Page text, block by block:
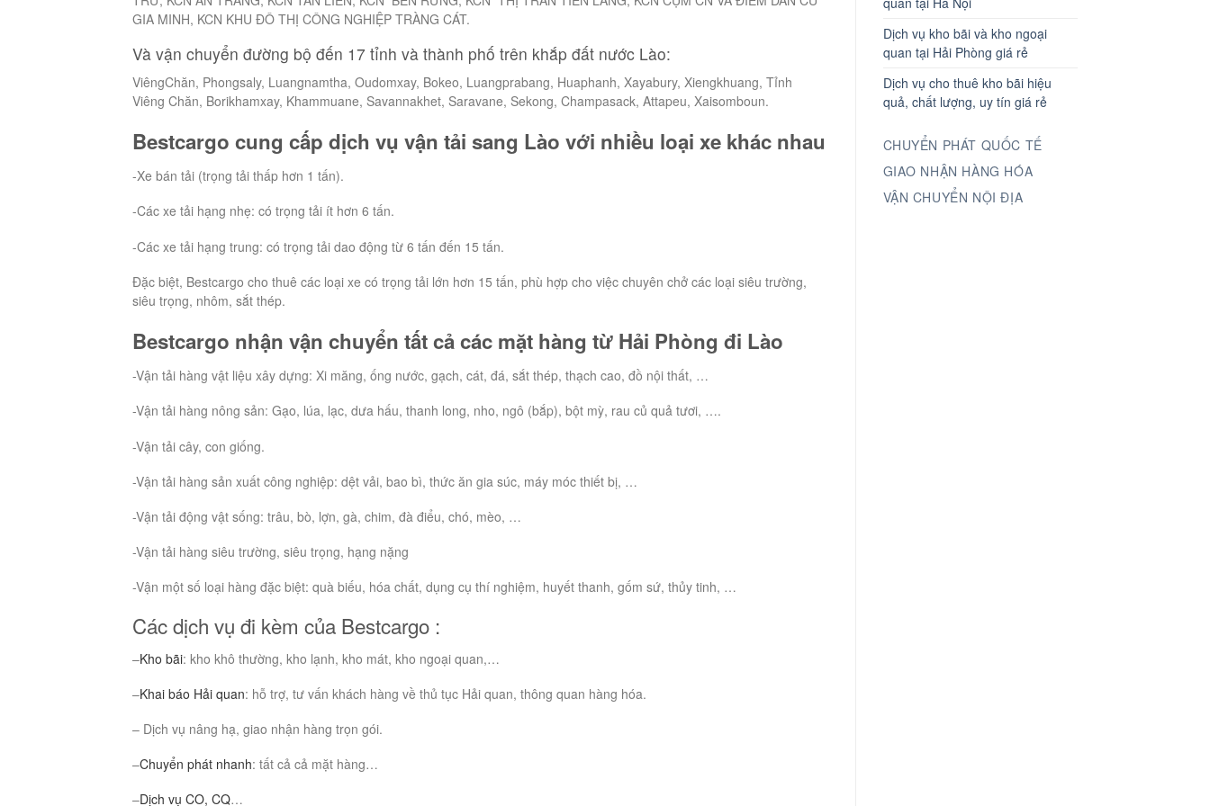
GIA MINH, KCN KHU ĐÔ THỊ CÔNG NGHIỆP TRÀNG CÁT.
Và vận chuyển đường bộ đến 17 tỉnh và thành phố trên khắp đất nước Lào:
ViêngChăn, Phongsaly, Luangnamtha, Oudomxay, Bokeo, Luangprabang, Huaphanh, Xayabury, Xiengkhuang, Tỉnh
Viêng Chăn, Borikhamxay, Khammuane, Savannakhet, Saravane, Sekong, Champasack, Attapeu, Xaisomboun.
Bestcargo cung cấp dịch vụ vận tải sang Lào với nhiều loại xe khác nhau
-Xe bán tải (trọng tải thấp hơn 1 tấn).
-Các xe tải hạng nhẹ: có trọng tải ít hơn 6 tấn.
-Các xe tải hạng trung: có trọng tải dao động từ 6 tấn đến 15 tấn.
Đặc biệt, Bestcargo cho thuê các loại xe có trọng tải lớn hơn 15 tấn, phù hợp cho việc chuyên chở các loại siêu trường,
siêu trọng, nhôm, sắt thép.
Bestcargo nhận vận chuyển tất cả các mặt hàng từ Hải Phòng đi Lào
-Vận tải hàng vật liệu xây dựng: Xi măng, ống nước, gạch, cát, đá, sắt thép, thạch cao, đồ nội thất, …
-Vận tải hàng nông sản: Gạo, lúa, lạc, dưa hấu, thanh long, nho, ngô (bắp), bột mỳ, rau củ quả tươi, ….
-Vận tải cây, con giống.
-Vận tải hàng sản xuất công nghiệp: dệt vải, bao bì, thức ăn gia súc, máy móc thiết bị, …
-Vận tải động vật sống: trâu, bò, lợn, gà, chim, đà điểu, chó, mèo, …
-Vận tải hàng siêu trường, siêu trọng, hạng nặng
-Vận một số loại hàng đặc biệt: quà biếu, hóa chất, dụng cụ thí nghiệm, huyết thanh, gốm sứ, thủy tinh, …
Các dịch vụ đi kèm của Bestcargo :
–Kho bãi: kho khô thường, kho lạnh, kho mát, kho ngoại quan,…
–Khai báo Hải quan: hỗ trợ, tư vấn khách hàng về thủ tục Hải quan, thông quan hàng hóa.
– Dịch vụ nâng hạ, giao nhận hàng trọn gói.
–Chuyển phát nhanh: tất cả cả mặt hàng…
–Dịch vụ CO, CQ…
Dịch vụ kho bãi và kho ngoại
quan tại Hải Phòng giá rẻ
Dịch vụ cho thuê kho bãi hiệu
quả, chất lượng, uy tín giá rẻ
CHUYỂN PHÁT QUỐC TẾ
GIAO NHẬN HÀNG HÓA
VẬN CHUYỂN NỘI ĐỊA